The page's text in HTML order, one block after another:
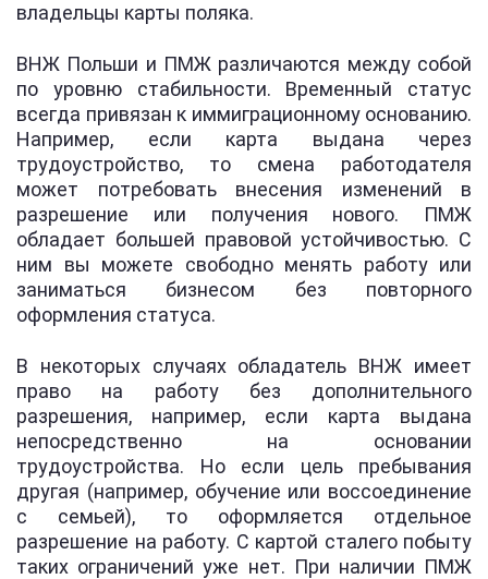
владельцы карты поляка.
ВНЖ Польши и ПМЖ различаются между собой
по уровню стабильности. Временный статус
всегда привязан к иммиграционному основанию.
Например, если карта выдана через
трудоустройство, то смена работодателя
может потребовать внесения изменений в
разрешение или получения нового. ПМЖ
обладает большей правовой устойчивостью. С
ним вы можете свободно менять работу или
заниматься бизнесом без повторного
оформления статуса.
В некоторых случаях обладатель ВНЖ имеет
право на работу без дополнительного
разрешения, например, если карта выдана
непосредственно на основании
трудоустройства. Но если цель пребывания
другая (например, обучение или воссоединение
с семьей), то оформляется отдельное
разрешение на работу. С картой сталего побыту
таких ограничений уже нет. При наличии ПМЖ